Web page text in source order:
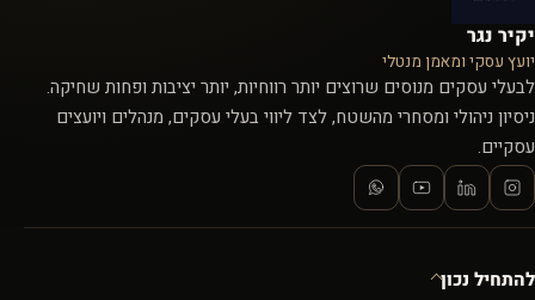
יקיר נגר
יועץ עסקי ומאמן מנטלי
לבעלי עסקים מנוסים שרוצים יותר רווחיות, יותר יציבות ופחות שחיקה.
ניסיון ניהולי ומסחרי מהשטח, לצד ליווי בעלי עסקים, מנהלים ויועצים
עסקיים.
להתחיל נכון